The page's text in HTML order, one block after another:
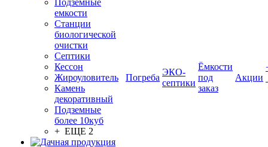
Подземные
емкости
Станции
биологической
очистки
Септики
Кессон
Жироуловитель
Камень
декоративный
Подземные
более 10куб
+ ЕЩЕ 2
Погреба
ЭКО-
септики
Ёмкости
под
заказ
Акции